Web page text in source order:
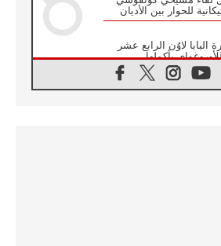
للحوار بين الأديان
البابا لاوُن الرابع عشر
بأكملها
الرسولية للبابا لاوُن